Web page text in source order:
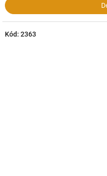
Kód: 2363